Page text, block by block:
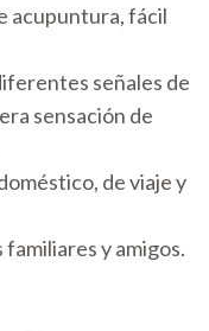
acupuntura, fácil
señales de
sensación de
de viaje y
y amigos.